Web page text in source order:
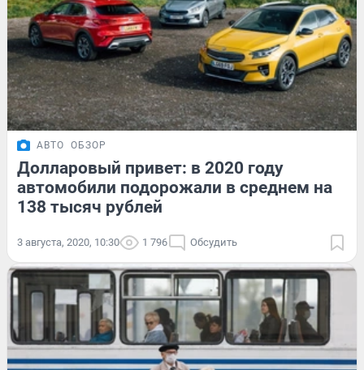
АВТО ОБЗОР
Долларовый привет: в 2020 году
автомобили подорожали в среднем на
138 тысяч рублей
3 августа, 2020, 10:30 1 796 Обсудить